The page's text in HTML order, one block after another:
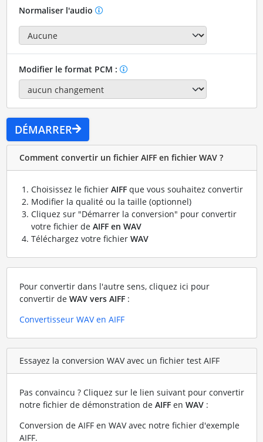
Normaliser l'audio
Modifier le format PCM :
DÉMARRER
Comment convertir un fichier AIFF en fichier WAV ?
Choisissez le fichier AIFFque vous souhaitez convertir
Modifier la qualité ou la taille (optionnel)
Cliquez sur "Démarrer la conversion" pour convertir
votre fichier de AIFF en WAV
Téléchargez votre fichier WAV
Pour convertir dans l'autre sens, cliquez ici pour
convertir de WAV vers AIFF:
Convertisseur WAV en AIFF
Essayez la conversion WAV avec un fichier test AIFF
Pas convaincu ? Cliquez sur le lien suivant pour convertir
notre fichier de démonstration de AIFFen WAV:
Conversion de AIFF en WAV avec notre fichier d'exemple
AIFF.